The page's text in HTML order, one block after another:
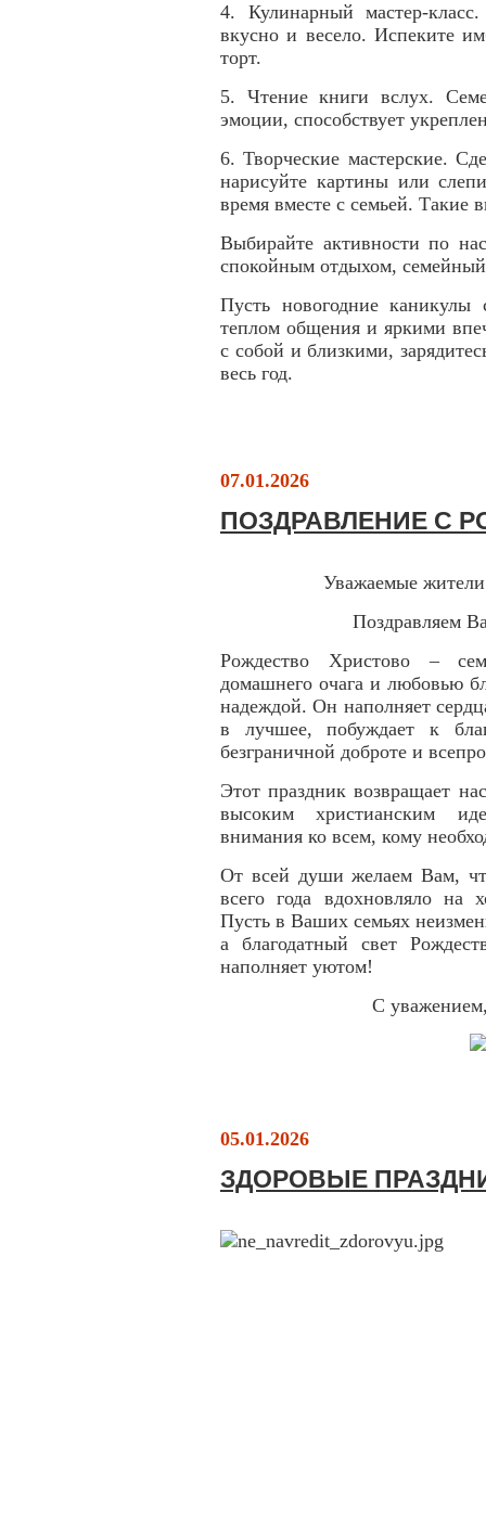
4. Кулинарный мастер-
вкусно и весело. Испеките
торт.
5. Чтение книги вслух.
эмоции, способствует
6. Творческие мастерские.
нарисуйте картины или
время вместе с семьей. Такие
Выбирайте активности по
спокойным отдыхом, семейный
Пусть новогодние каникулы
теплом общения и яркими
с собой и близкими,
весь год.
07.01.2026
ПОЗДРАВЛЕНИЕ С
Уважаемые
Поздравляем
Рождество Христово –
домашнего очага и любовью
надеждой. Он наполняет
в лучшее, побуждает к
безграничной доброте и
Этот праздник возвращает
высоким христианским
внимания ко всем, кому
От всей души желаем Вам,
всего года вдохновляло на
Пусть в Ваших семьях
а благодатный свет
наполняет уютом!
С
05.01.2026
ЗДОРОВЫЕ